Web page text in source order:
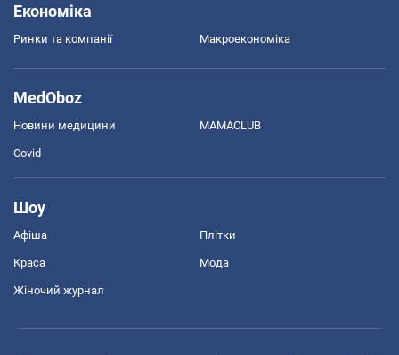
Економіка
Ринки та компанії Макроекономіка
MedOboz
Новини медицини MAMACLUB
Covid
Шоу
Афіша Плітки
Краса Мода
Жіночий журнал